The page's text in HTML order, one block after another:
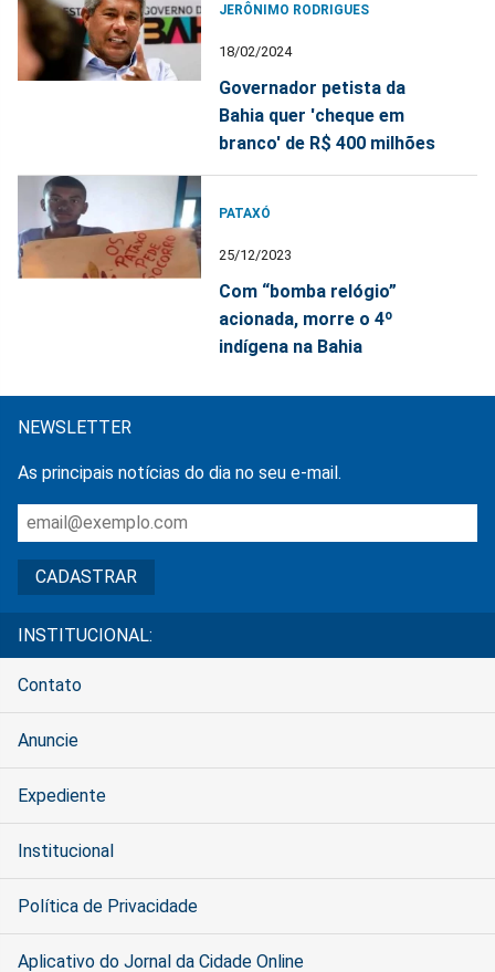
JERÔNIMO RODRIGUES
18/02/2024
Governador petista da
Bahia quer 'cheque em
branco' de R$ 400 milhões
PATAXÓ
25/12/2023
Com “bomba relógio”
acionada, morre o 4º
indígena na Bahia
NEWSLETTER
As principais notícias do dia no seu e-mail.
INSTITUCIONAL:
Contato
Anuncie
Expediente
Institucional
Política de Privacidade
Aplicativo do Jornal da Cidade Online